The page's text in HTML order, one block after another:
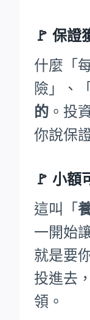
🚩 保證
什麼「
險」、
的 。投
你說保
🚩 小額
這叫「
一開始
就是要
投進去
領。